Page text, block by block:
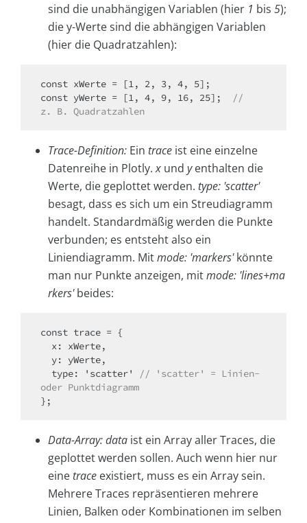
sind die unabhängigen Variablen (hier 1 bis 5);
die y-Werte sind die abhängigen Variablen
(hier die Quadratzahlen):
const xWerte = [1, 2, 3, 4, 5];
const yWerte = [1, 4, 9, 16, 25];
//
z. B. Quadratzahlen
Trace-Definition: Ein trace ist eine einzelne
Datenreihe in Plotly.x und yenthalten die
Werte, die geplottet werden. type: 'scatter'
besagt, dass es sich um ein Streudiagramm
handelt. Standardmäßig werden die Punkte
verbunden; es entsteht also ein
Liniendiagramm. Mitmode: 'markers'könnte
man nur Punkte anzeigen, mitmode: 'lines+ma
rkers'beides:
const trace = {
  type: 'scatter'
// 'scatter' = Linien-
oder Punktdiagramm
Data-Array: data ist ein Array aller Traces, die
geplottet werden sollen. Auch wenn hier nur
einetrace existiert, muss es ein Array sein.
Mehrere Traces repräsentieren mehrere
Linien, Balken oder Kombinationen im selben